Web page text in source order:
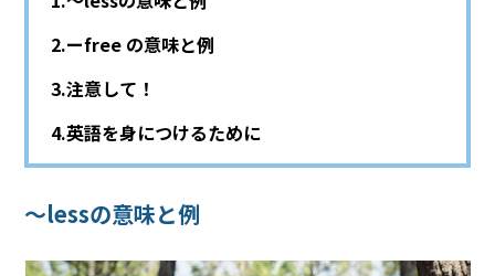
ーfree の意味と例
注意して！
英語を身につけるために
～lessの意味と例